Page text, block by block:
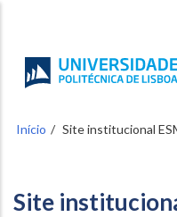
conteúdo
principal
Início Site institucional
Site